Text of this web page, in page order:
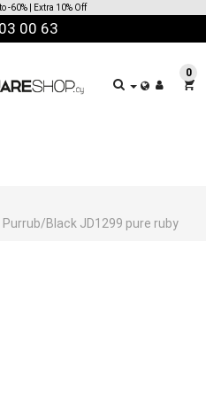
-60% | Extra 10% Off
00 63
0
Purrub/Black JD1299 pure ruby